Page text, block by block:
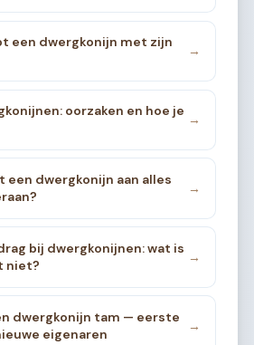
een dwergkonijn met zijn
→
oorzaken en hoe je
→
een dwergkonijn aan alles
→
bij dwergkonijnen: wat is
niet?
→
dwergkonijn tam — eerste
eigenaren
→